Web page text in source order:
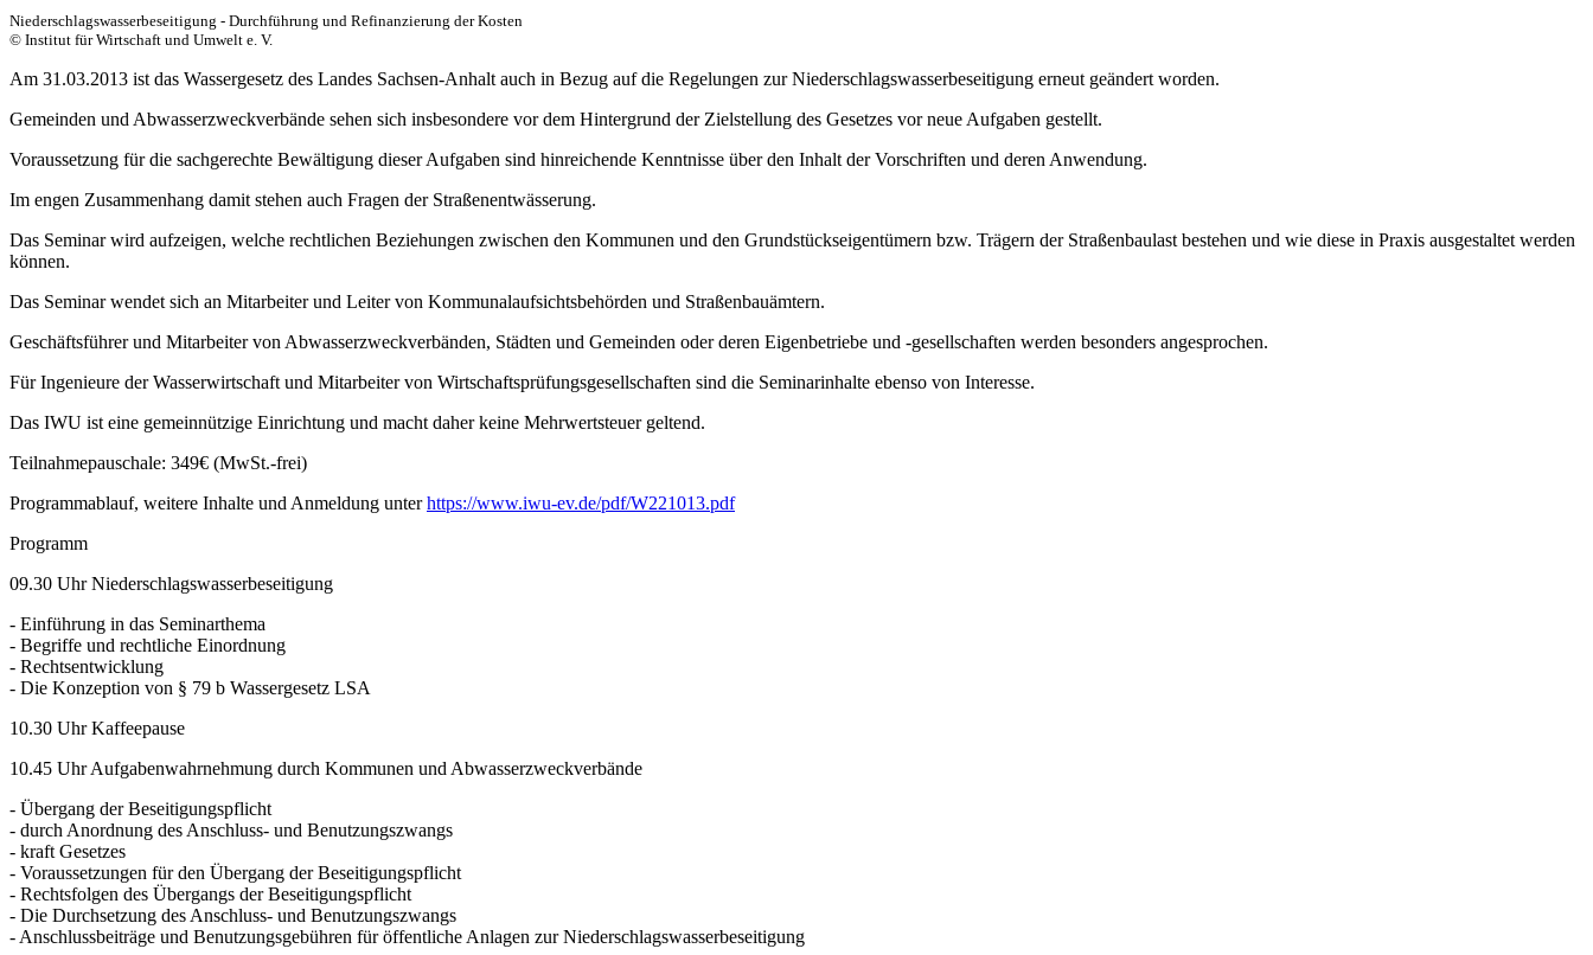
Niederschlagswasserbeseitigung - Durchführung und Refinanzierung der Kosten
© Institut für Wirtschaft und Umwelt e. V.
Am 31.03.2013 ist das Wassergesetz des Landes Sachsen-Anhalt auch in Bezug auf die Regelungen zur Niederschlagswasserbeseitigung erneut geändert worden.
Gemeinden und Abwasserzweckverbände sehen sich insbesondere vor dem Hintergrund der Zielstellung des Gesetzes vor neue Aufgaben gestellt.
Voraussetzung für die sachgerechte Bewältigung dieser Aufgaben sind hinreichende Kenntnisse über den Inhalt der Vorschriften und deren Anwendung.
Im engen Zusammenhang damit stehen auch Fragen der Straßenentwässerung.
Das Seminar wird aufzeigen, welche rechtlichen Beziehungen zwischen den Kommunen und den Grundstückseigentümern bzw. Trägern der Straßenbaulast bestehen und wie diese in Praxis ausgestaltet werden
können.
Das Seminar wendet sich an Mitarbeiter und Leiter von Kommunalaufsichtsbehörden und Straßenbauämtern.
Geschäftsführer und Mitarbeiter von Abwasserzweckverbänden, Städten und Gemeinden oder deren Eigenbetriebe und -gesellschaften werden besonders angesprochen.
Für Ingenieure der Wasserwirtschaft und Mitarbeiter von Wirtschaftsprüfungsgesellschaften sind die Seminarinhalte ebenso von Interesse.
Das IWU ist eine gemeinnützige Einrichtung und macht daher keine Mehrwertsteuer geltend.
Teilnahmepauschale: 349€ (MwSt.-frei)
Programmablauf, weitere Inhalte und Anmeldung unterhttps://www.iwu-ev.de/pdf/W221013.pdf
Programm
09.30 Uhr Niederschlagswasserbeseitigung
- Einführung in das Seminarthema
- Begriffe und rechtliche Einordnung
- Rechtsentwicklung
- Die Konzeption von § 79 b Wassergesetz LSA
10.30 Uhr Kaffeepause
10.45 Uhr Aufgabenwahrnehmung durch Kommunen und Abwasserzweckverbände
- Übergang der Beseitigungspflicht
- durch Anordnung des Anschluss- und Benutzungszwangs
- kraft Gesetzes
- Voraussetzungen für den Übergang der Beseitigungspflicht
- Rechtsfolgen des Übergangs der Beseitigungspflicht
- Die Durchsetzung des Anschluss- und Benutzungszwangs
- Anschlussbeiträge und Benutzungsgebühren für öffentliche Anlagen zur Niederschlagswasserbeseitigung